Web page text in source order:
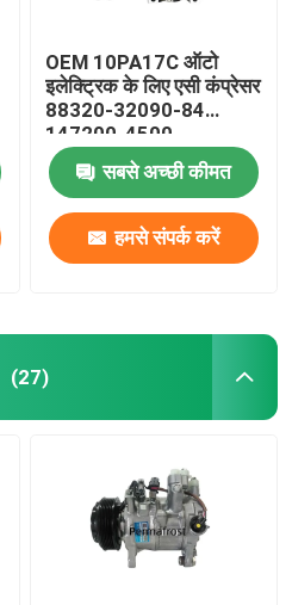
OEM 10PA17C ऑटो
इलेक्ट्रिक के लिए एसी कंप्रेसर
88320-32090-84
147200-4500
सबसे अच्छी कीमत
हमसे संपर्क करें
(27)